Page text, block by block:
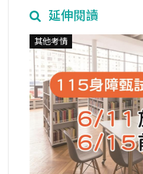
延伸閱讀
其他考情